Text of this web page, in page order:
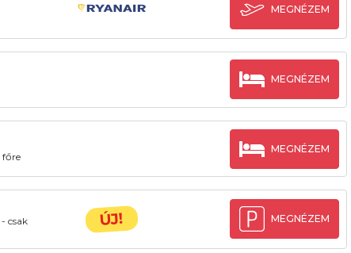
MEGNÉZEM
MEGNÉZEM
főre
MEGNÉZEM
csak
ÚJ! MEGNÉZEM